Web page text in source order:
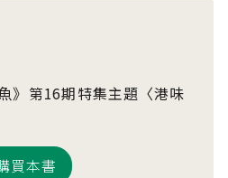
》第16期特集主題〈港味
買本書